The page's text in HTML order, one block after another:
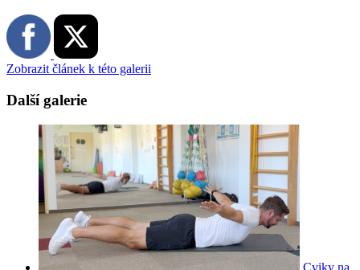
Zobrazit článek k této galerii
Další galerie
Cviky na